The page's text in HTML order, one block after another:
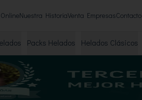
Nuestra HistoriaVenta EmpresasContacto
Packs Helados Helados Clásicos